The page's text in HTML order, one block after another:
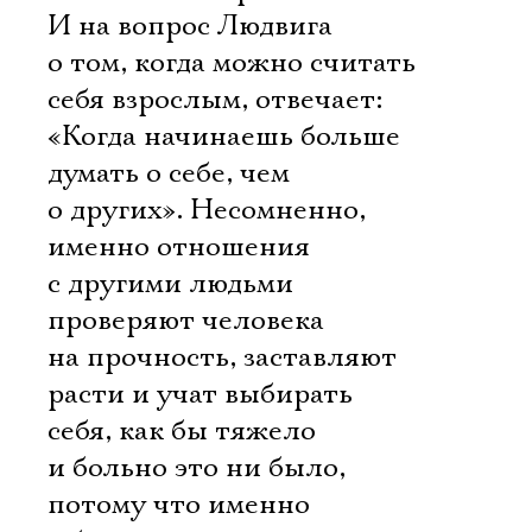
И на вопрос Людвига
о том, когда можно считать
себя взрослым, отвечает:
«Когда начинаешь больше
думать о себе, чем
о других». Несомненно,
именно отношения
с другими людьми
проверяют человека
на прочность, заставляют
расти и учат выбирать
себя, как бы тяжело
и больно это ни было,
потому что именно